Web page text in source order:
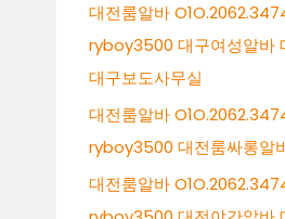
대전룸알바
ryboy3500 대구여성알바
대구보도사무실
대전룸알바
ryboy3500 대전룸싸롱알
대전룸알바